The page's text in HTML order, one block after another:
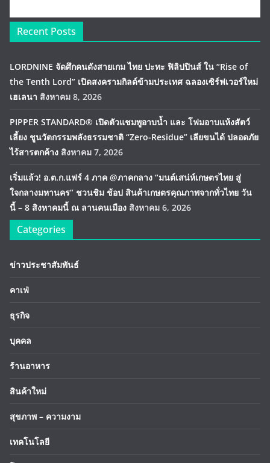
Recent Posts
LORDNINE จัดศึกคนดังสายเกม ไทย ปะทะ ฟิลิปปินส์ ใน “Rise of
the Tenth Lord” เปิดสงครามกิลด์ข้ามประเทศ ฉลองเซิร์ฟเวอร์ใหม่
เฮเลนา สิงหาคม 8, 2026
PIPPER STANDARD® เปิดตัวแชมพูอาบน้ำ และ โฟมอาบแห้งสัตว์
เลี้ยง ชูนวัตกรรมพลังธรรมชาติ “Zero-Residue” เลียขนได้ ปลอดภัย
ไร้สารตกค้าง สิงหาคม 7, 2026
เริ่มแล้ว! อ.ต.ก.แฟร์ 4 ภาค @ภาคกลาง “มนต์เสน่ห์เกษตรไทย สู่
ใจกลางมหานคร” ชวนชิม ช้อป สินค้าเกษตรคุณภาพจากทั่วไทย วัน
นี้ – 8 สิงหาคมนี้ ณ ลานคนเมือง สิงหาคม 6, 2026
Categories
ข่าวประชาสัมพันธ์
คาเฟ่
ธุรกิจ
บุคคล
ร้านอาหาร
สินค้าใหม่
สุขภาพ – ความงาม
เทคโนโลยี